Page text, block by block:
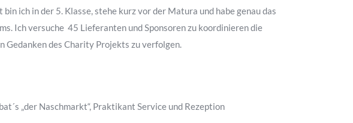
ich in der 5. Klasse, stehe kurz vor der Matura und habe genau das
Ich versuche 45 Lieferanten und Sponsoren zu koordinieren die
Gedanken des Charity Projekts zu verfolgen.
„der Naschmarkt“, Praktikant Service und Rezeption